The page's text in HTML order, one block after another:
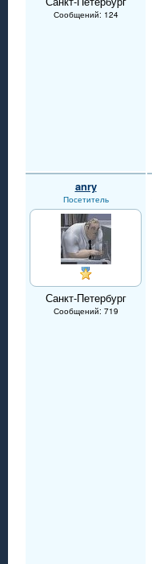
Сообщений: 124
anry
Посетитель
Санкт-Петербург
Сообщений: 719